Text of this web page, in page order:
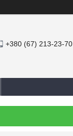
+380 (67) 213-23-70